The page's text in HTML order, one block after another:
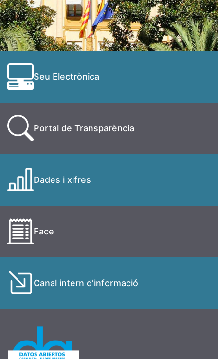
Seu Electrònica
Portal de Transparència
Dades i xifres
Face
Canal intern d’informació